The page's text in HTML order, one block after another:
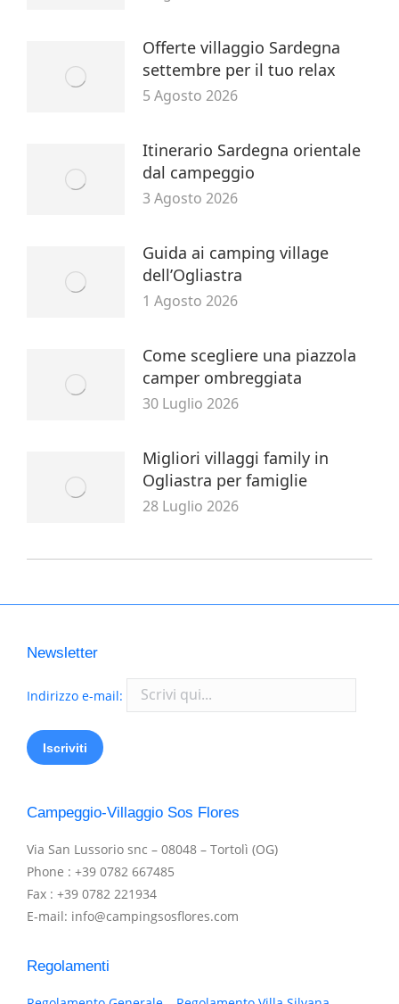
Offerte villaggio Sardegna
settembre per il tuo relax
5 Agosto 2026
Itinerario Sardegna orientale
dal campeggio
3 Agosto 2026
Guida ai camping village
dell’Ogliastra
1 Agosto 2026
Come scegliere una piazzola
camper ombreggiata
30 Luglio 2026
Migliori villaggi family in
Ogliastra per famiglie
28 Luglio 2026
Newsletter
Indirizzo e-mail:
Campeggio-Villaggio Sos Flores
Via San Lussorio snc – 08048 – Tortolì (OG)
Phone : +39 0782 667485
Fax : +39 0782 221934
E-mail: info@campingsosflores.com
Regolamenti